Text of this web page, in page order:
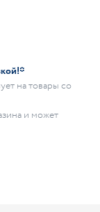
на товары со
и может